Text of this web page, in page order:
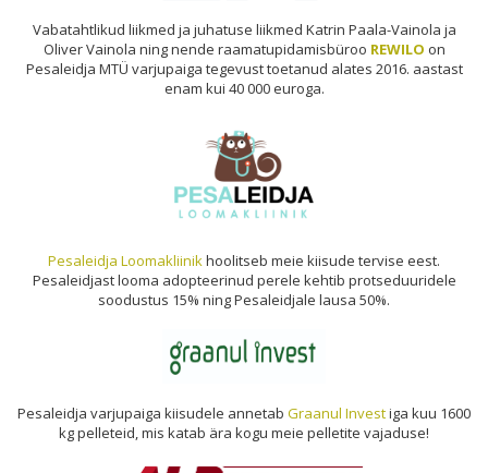
Vabatahtlikud liikmed ja juhatuse liikmed Katrin Paala-Vainola ja
Oliver Vainola ning nende raamatupidamisbüroo REWILO on
Pesaleidja MTÜ varjupaiga tegevust toetanud alates 2016. aastast
enam kui 40 000 euroga.
Pesaleidja Loomakliinikhoolitseb meie kiisude tervise eest.
Pesaleidjast looma adopteerinud perele kehtib protseduuridele
soodustus 15% ning Pesaleidjale lausa 50%.
Pesaleidja varjupaiga kiisudele annetab Graanul Investiga kuu 1600
kg pelleteid, mis katab ära kogu meie pelletite vajaduse!